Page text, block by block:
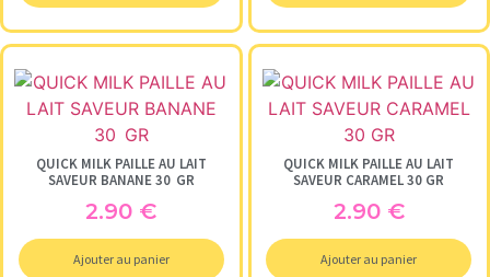
QUICK MILK PAILLE AU LAIT
SAVEUR BANANE 30 GR
2.90 €
Ajouter au panier
QUICK MILK PAILLE AU LAIT
SAVEUR CARAMEL 30 GR
2.90 €
Ajouter au panier